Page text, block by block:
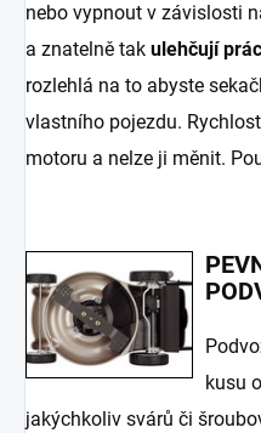
nebo vypnout v závislosti
a znatelně tak ulehčují
rozlehlá na to abyste
vlastního pojezdu.
motoru a nelze ji měnit.
kusu
jakýchkoliv svárů či